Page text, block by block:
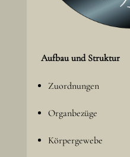
Aufbau und Struktur
Zuordnungen
Organbezüge
Körpergewebe